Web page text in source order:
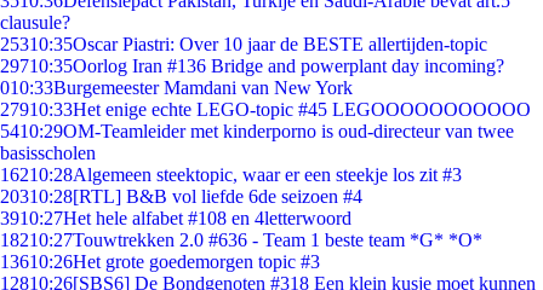
clausule?
25310:35Oscar Piastri: Over 10 jaar de BESTE allertijden-topic
29710:35Oorlog Iran #136 Bridge and powerplant day incoming?
010:33Burgemeester Mamdani van New York
27910:33Het enige echte LEGO-topic #45 LEGOOOOOOOOOOO
5410:29OM-Teamleider met kinderporno is oud-directeur van twee
basisscholen
16210:28Algemeen steektopic, waar er een steekje los zit #3
20310:28[RTL] B&B vol liefde 6de seizoen #4
3910:27Het hele alfabet #108 en 4letterwoord
18210:27Touwtrekken 2.0 #636 - Team 1 beste team *G* *O*
13610:26Het grote goedemorgen topic #3
12810:26[SBS6] De Bondgenoten #318 Een klein kusje moet kunnen